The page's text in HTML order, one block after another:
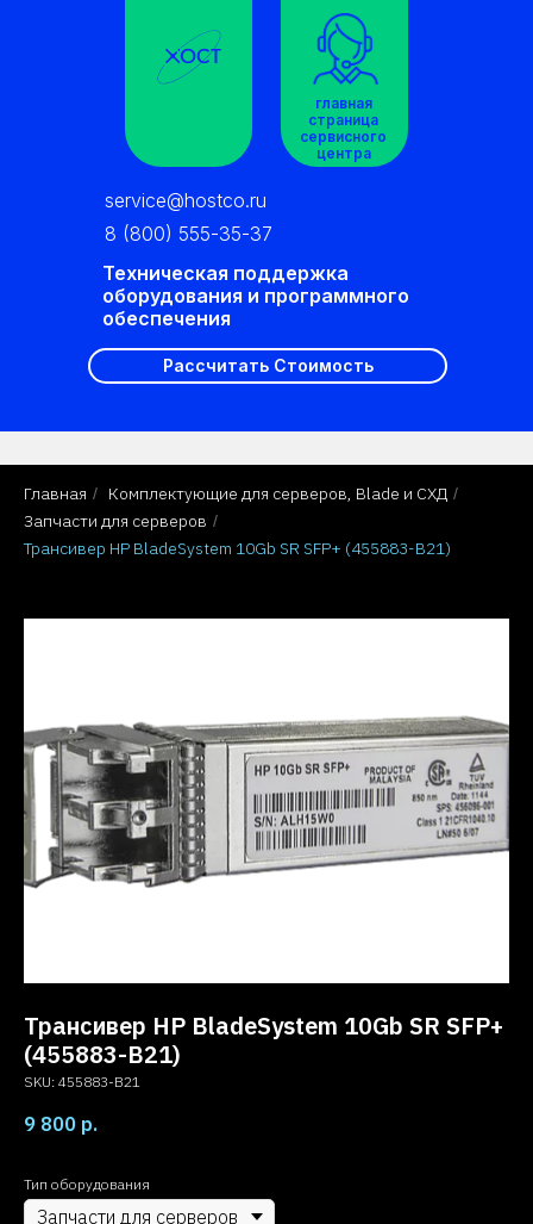
Рассчитать Стоимость
Техническая поддержка
оборудования и программного
обеспечения
service@hostco.ru
главная
страница
сервисного
центра
8 (800) 555-35-37
Главная / Комплектующие для серверов, Blade и СХД /
Запчасти для серверов /
Трансивер HP BladeSystem 10Gb SR SFP+ (455883-B21)
Трансивер HP BladeSystem 10Gb SR SFP+
(455883-B21)
SKU: 455883-B21
9 800 р.
Тип оборудования